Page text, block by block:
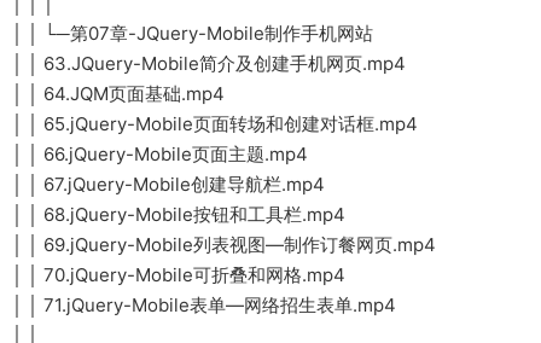
│ │ └─第07章-JQuery-Mobile制作手机网站
│ │ 63.JQuery-Mobile简介及创建手机网页.mp4
│ │ 64.JQM页面基础.mp4
│ │ 65.jQuery-Mobile页面转场和创建对话框.mp4
│ │ 66.jQuery-Mobile页面主题.mp4
│ │ 67.jQuery-Mobile创建导航栏.mp4
│ │ 68.jQuery-Mobile按钮和工具栏.mp4
│ │ 69.jQuery-Mobile列表视图—制作订餐网页.mp4
│ │ 70.jQuery-Mobile可折叠和网格.mp4
│ │ 71.jQuery-Mobile表单—网络招生表单.mp4